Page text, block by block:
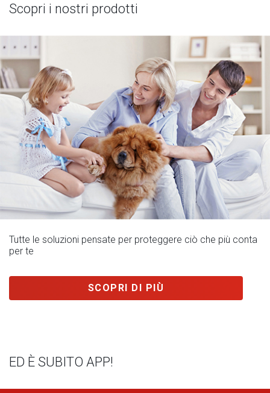
Scopri i nostri prodotti
Tutte le soluzioni pensate per proteggere ciò che più conta
per te
SCOPRI DI PIÙ
ED È SUBITO APP!